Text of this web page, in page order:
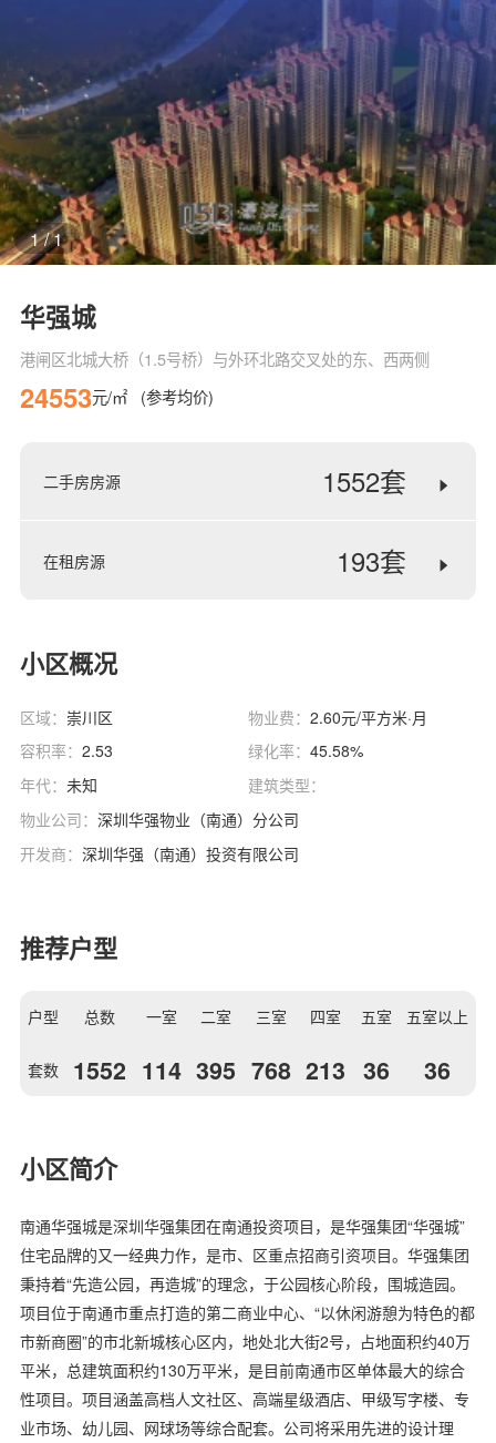
1/1
华强城
港闸区北城大桥（1.5号桥）与外环北路交叉处的东、西两侧
24553元/㎡ (参考均价)
二手房房源 1552套
在租房源 193套
小区概况
区域： 崇川区 物业费： 2.60元/平方米·月
容积率： 2.53 绿化率： 45.58%
年代： 未知
建筑类型：
物业公司： 深圳华强物业（南通）分公司
开发商： 深圳华强（南通）投资有限公司
推荐户型
户型
套数
总数
1552
一室
114
二室
395
三室
768
四室
213
五室
36
五室以上
36
小区简介
南通华强城是深圳华强集团在南通投资项目，是华强集团“华强城”
住宅品牌的又一经典力作，是市、区重点招商引资项目。华强集团
秉持着“先造公园，再造城”的理念，于公园核心阶段，围城造园。
项目位于南通市重点打造的第二商业中心、“以休闲游憩为特色的都
市新商圈”的市北新城核心区内，地处北大街2号，占地面积约40万
平米，总建筑面积约130万平米，是目前南通市区单体最大的综合
性项目。项目涵盖高档人文社区、高端星级酒店、甲级写字楼、专
业市场、幼儿园、网球场等综合配套。公司将采用先进的设计理